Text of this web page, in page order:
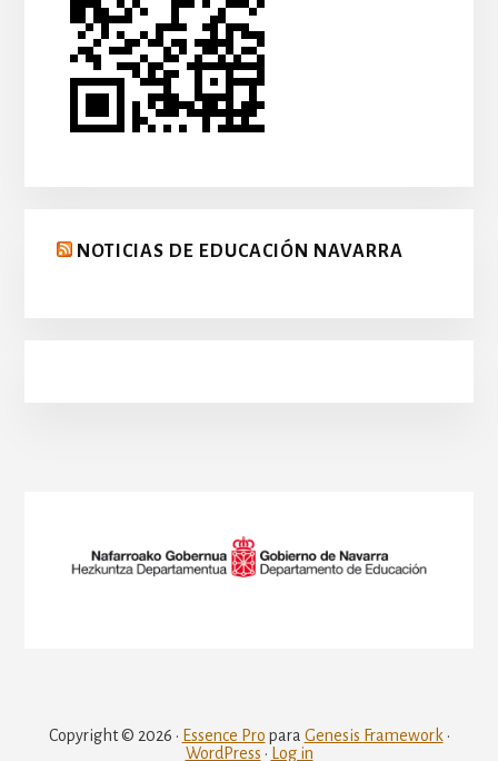
NOTICIAS DE EDUCACIÓN NAVARRA
Copyright © 2026 · Essence Pro para Genesis Framework·
WordPress · Log in